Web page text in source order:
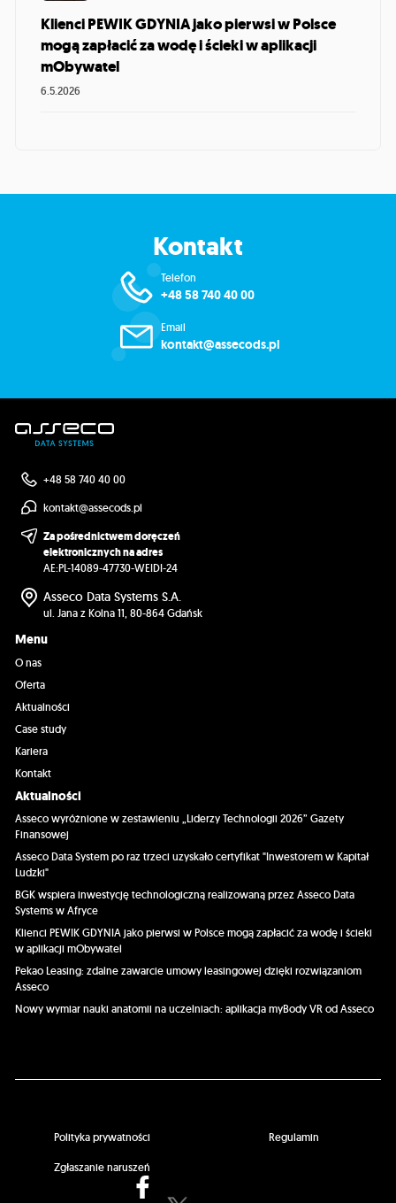
Klienci PEWIK GDYNIA jako pierwsi w Polsce
mogą zapłacić za wodę i ścieki w aplikacji
mObywatel
6.5.2026
Kontakt
Telefon
+48 58 740 40 00
Email
kontakt@assecods.pl
+48 58 740 40 00
kontakt@assecods.pl
Za pośrednictwem doręczeń
elektronicznych na adres
AE:PL-14089-47730-WEIDI-24
Asseco Data Systems S.A.
ul. Jana z Kolna 11, 80-864 Gdańsk
Menu
O nas
Oferta
Aktualności
Case study
Kariera
Kontakt
Aktualności
Asseco wyróżnione w zestawieniu „Liderzy Technologii 2026” Gazety
Finansowej
Asseco Data System po raz trzeci uzyskało certyfikat "Inwestorem w Kapitał
Ludzki"
BGK wspiera inwestycję technologiczną realizowaną przez Asseco Data
Systems w Afryce
Klienci PEWIK GDYNIA jako pierwsi w Polsce mogą zapłacić za wodę i ścieki
w aplikacji mObywatel
Pekao Leasing: zdalne zawarcie umowy leasingowej dzięki rozwiązaniom
Asseco
Nowy wymiar nauki anatomii na uczelniach: aplikacja myBody VR od Asseco
Polityka prywatności Regulamin
Zgłaszanie naruszeń